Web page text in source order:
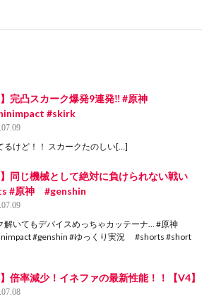
】完凸スカーク爆発9連発‼️ #原神
#skirk
るけど！！ スカークたのしい[…]
】同じ機械として絶対に負けられない戦い
#原神 #genshin
解いてもデバイスめっちゃカッテーナ… #原神
#genshin #ゆっくり実況 #shorts #short
】倍率減少！イネファの最新性能！！【V4】